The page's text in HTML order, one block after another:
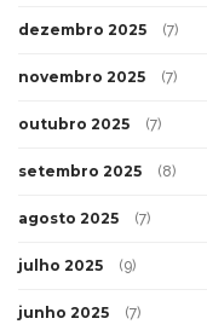
dezembro 2025 (7)
novembro 2025 (7)
outubro 2025 (7)
setembro 2025 (8)
agosto 2025 (7)
julho 2025 (9)
junho 2025 (7)